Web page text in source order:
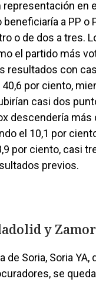
representación en
a PP o
o de dos a tres.
el partido más
resultados con
40,6 por ciento,
casi dos
descendería más
el 10,1 por
por ciento, casi
previos.
y
de Soria, Soria YA,
se